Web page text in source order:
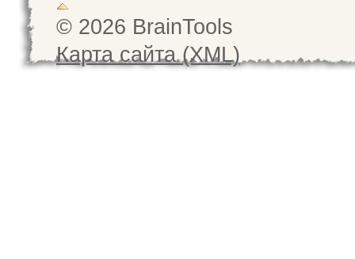
© 2026 BrainTools
Карта сайта (XML)